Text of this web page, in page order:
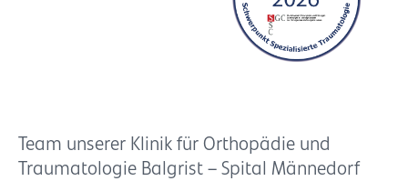
Team unserer Klinik für Orthopädie und
Traumatologie Balgrist – Spital Männedorf